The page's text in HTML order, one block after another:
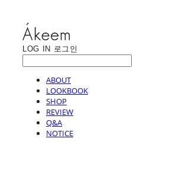
LOG IN 로그인
ABOUT
LOOKBOOK
SHOP
REVIEW
Q&A
NOTICE